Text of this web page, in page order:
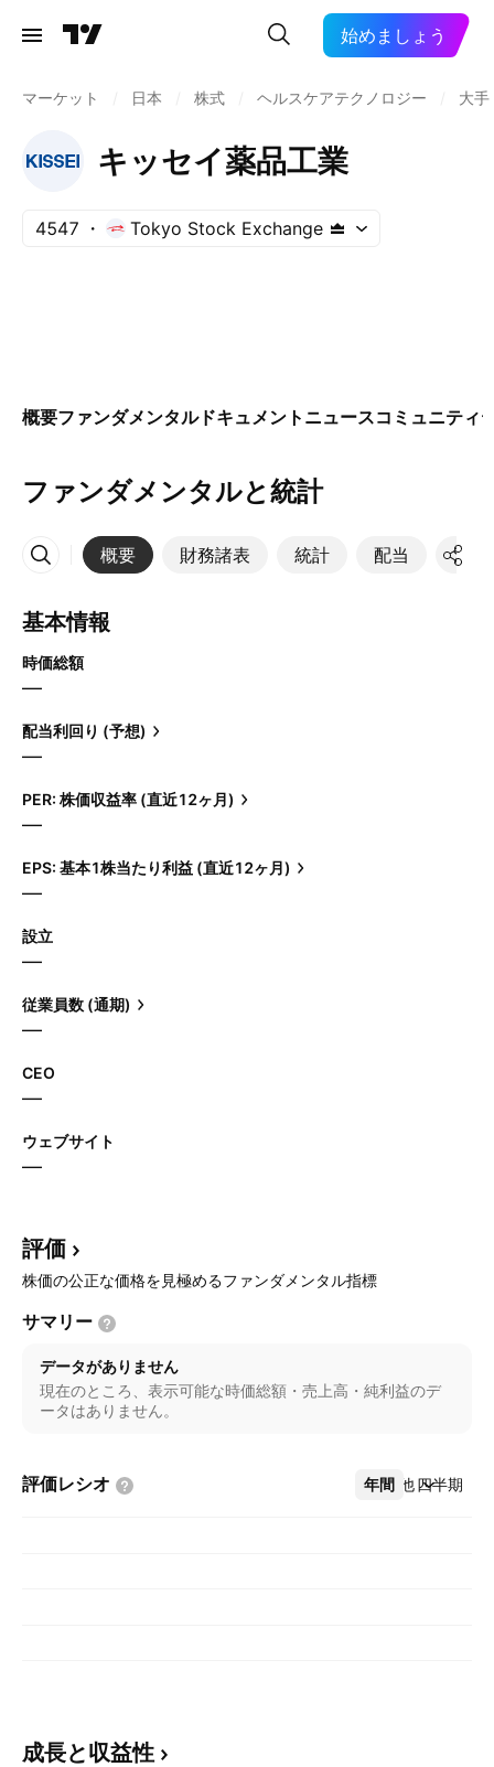
始めましょう
マーケット 日本 株式 ヘルスケアテクノロジー 大手
キッセイ薬品工業
4547 Tokyo Stock Exchange
概要ファンダメンタルドキュメント ニュースコミュニティ
ファンダメンタルと統計
概要 財務諸表 統計 配当 決算
その他
基本情報
時価総額
—
配当利回り (予想)
—
PER: 株価収益率 (直近12ヶ月)
—
EPS: 基本1株当たり利益 (直近12ヶ月)
—
設立
—
従業員数 (通期)
—
CEO
—
ウェブサイト
—
評価
株価の公正な価格を見極めるファンダメンタル指標
サマリー
データがありません
現在のところ、表示可能な時価総額・売上高・純利益のデ
ータはありません。
評価レシオ 年間 四半期
その他
成長と収益性